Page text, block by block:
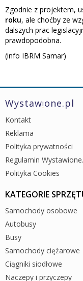
Zgodnie z projektem,
roku, ale choćby ze
dalszych prac
prawdopodobna.
(info IBRM Samar)
Wystawione.pl
Kontakt
Reklama
Polityka prywatności
Regulamin
Polityka Cookies
KATEGORIE
Samochody osobowe
Autobusy
Busy
Samochody ciężarowe
Ciągniki siodłowe
Naczepy i przyczepy